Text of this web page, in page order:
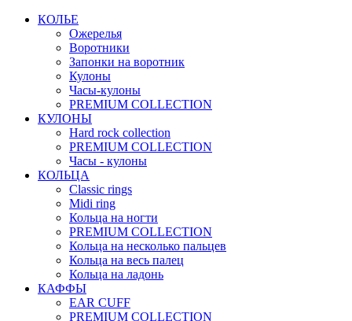
КОЛЬЕ
Ожерелья
Воротники
Запонки на воротник
Кулоны
Часы-кулоны
PREMIUM COLLECTION
КУЛОНЫ
Hard rock collection
PREMIUM COLLECTION
Часы - кулоны
КОЛЬЦА
Classic rings
Midi ring
Кольца на ногти
PREMIUM COLLECTION
Кольца на несколько пальцев
Кольца на весь палец
Кольца на ладонь
КАФФЫ
EAR CUFF
PREMIUM COLLECTION